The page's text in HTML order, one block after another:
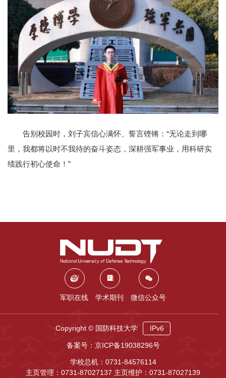
告别校园时，刘子宾信心满怀、誓言铿锵：“无论走到哪
里，我都将以时不我待的奋斗姿态，深耕强军事业，用科研实
绩践行初心使命！”
军职在线 学术期刊 微信公众号
Copyright © 国防科技大学 IPv6
备案号：京ICP备19038296号
学校总机：0731-84576114
主页管理：0731-87027137 主页维护：0731-87027139